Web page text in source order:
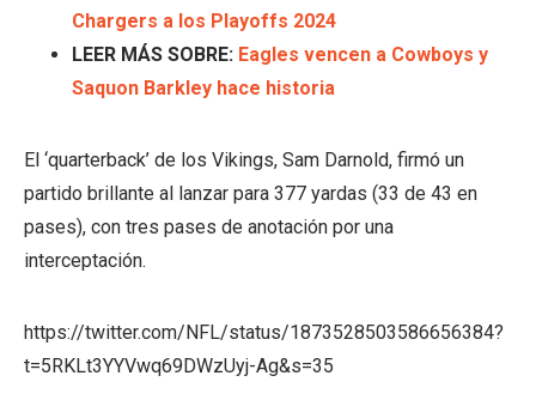
Chargers a los Playoffs 2024
LEER MÁS SOBRE: Eagles vencen a Cowboys y
Saquon Barkley hace historia
El ‘quarterback’ de los Vikings, Sam Darnold, firmó un
partido brillante al lanzar para 377 yardas (33 de 43 en
pases), con tres pases de anotación por una
interceptación.
https://twitter.com/NFL/status/1873528503586656384?
t=5RKLt3YYVwq69DWzUyj-Ag&s=35